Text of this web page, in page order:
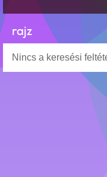
rajz
Nincs a keresési